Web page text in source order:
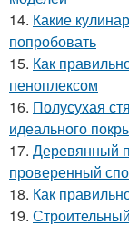
14. Какие
попробовать
15. Как
пеноплексом
16. Полусухая
идеального
17. Деревянный
проверенный
18. Как
19.